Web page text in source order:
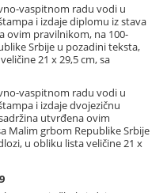
vaspitnom radu vodi u
i izdaje diplomu iz stava
ovim pravilnikom, na 100-
Srbije u pozadini teksta,
21 x 29,5 cm, sa
vaspitnom radu vodi u
i izdaje dvojezičnu
utvrđena ovim
Malim grbom Republike Srbije
u obliku lista veličine 21 x